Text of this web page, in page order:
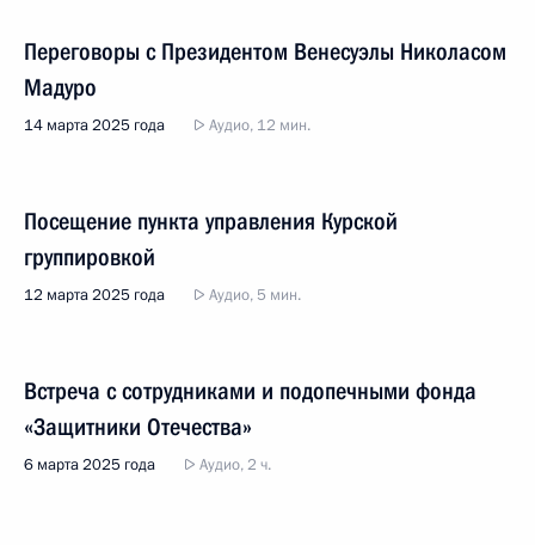
Переговоры с Президентом Венесуэлы Николасом
Мадуро
14 марта 2025 года Аудио, 12 мин.
Посещение пункта управления Курской
группировкой
12 марта 2025 года Аудио, 5 мин.
Встреча с сотрудниками и подопечными фонда
«Защитники Отечества»
6 марта 2025 года Аудио, 2 ч.